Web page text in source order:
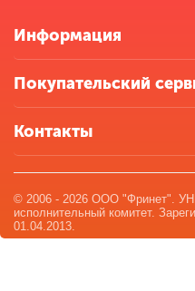
Информация
Покупательский
Контакты
© 2006 - 2026 ООО "Фринет".
исполнительный комитет.
01.04.2013.